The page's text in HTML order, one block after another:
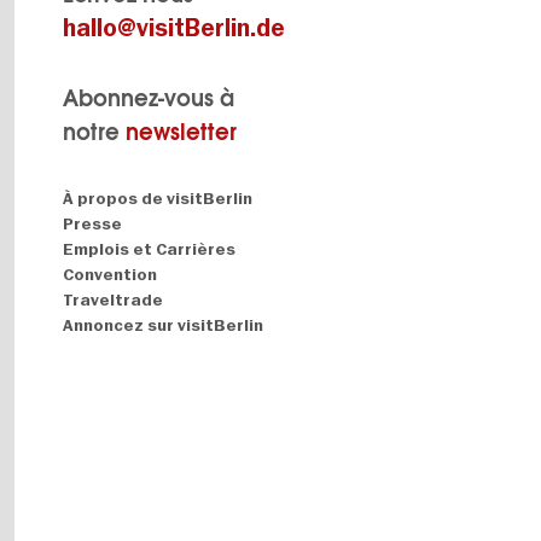
hallo@visitBerlin.de
Abonnez-vous à
notre newsletter
Navigation:
About
À propos de visitBerlin
Presse
Emplois et Carrières
Convention
Traveltrade
Annoncez sur visitBerlin